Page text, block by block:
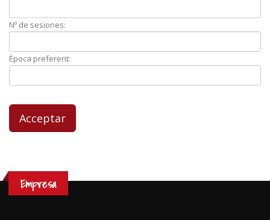
Nº de sesiones:
Època preferent:
Empresa